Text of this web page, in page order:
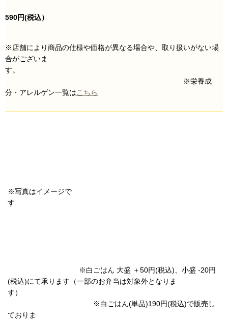
590円(税込）
※店舗により商品の仕様や価格が異なる場合や、取り扱いがない場
合がございま
す。
※栄養成
分・アレルゲン一覧はこちら
※写真はイメージで
す
※白ごはん 大盛 ＋50円(税込)、小盛 -20円
(税込)にて承ります（一部のお弁当は対象外となりま
す）
※白ごはん(単品)190円(税込)で販売し
ておりま